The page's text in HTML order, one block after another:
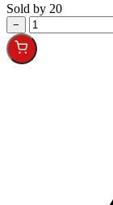
Sold by 20
−